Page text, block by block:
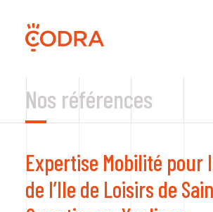
Des valeurs, une équipe
Nos savoir-faire
Nos références
Expertise Mobilité pour
de l’Ile de Loisirs de